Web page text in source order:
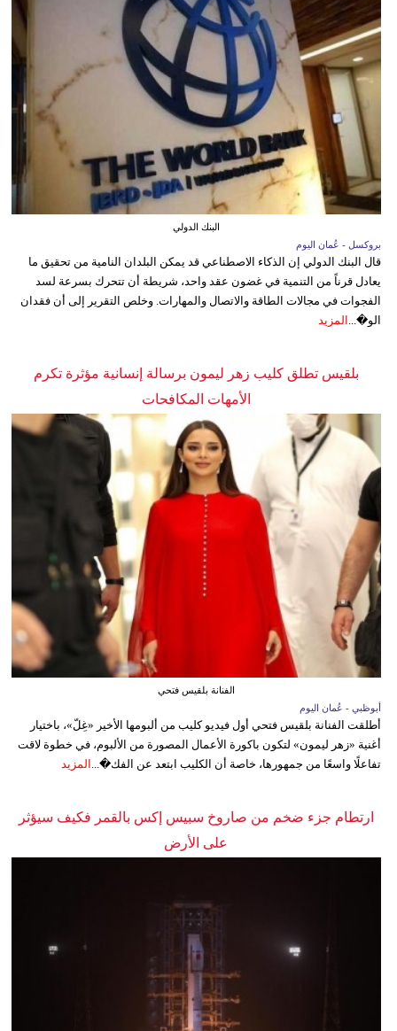
البنك الدولي
بروكسل - عُمان اليوم
قال البنك الدولي إن الذكاء الاصطناعي قد يمكن البلدان النامية من تحقيق ما
يعادل قرناً من التنمية في غضون عقد واحد، شريطة أن تتحرك بسرعة لسد
الفجوات في مجالات الطاقة والاتصال والمهارات. وخلص التقرير إلى أن فقدان
الو�... المزيد
بلقيس تطلق كليب زهر ليمون برسالة إنسانية مؤثرة تكرم
الأمهات المكافحات
الفنانة بلقيس فتحي
أبوظبي - عُمان اليوم
أطلقت الفنانة بلقيس فتحي أول فيديو كليب من ألبومها الأخير «غِلّ»، باختيار
أغنية «زهر ليمون» لتكون باكورة الأعمال المصورة من الألبوم، في خطوة لاقت
تفاعلًا واسعًا من جمهورها، خاصة أن الكليب ابتعد عن الفك�...
المزيد
ارتطام جزء ضخم من صاروخ سبيس إكس بالقمر فكيف سيؤثر
على الأرض